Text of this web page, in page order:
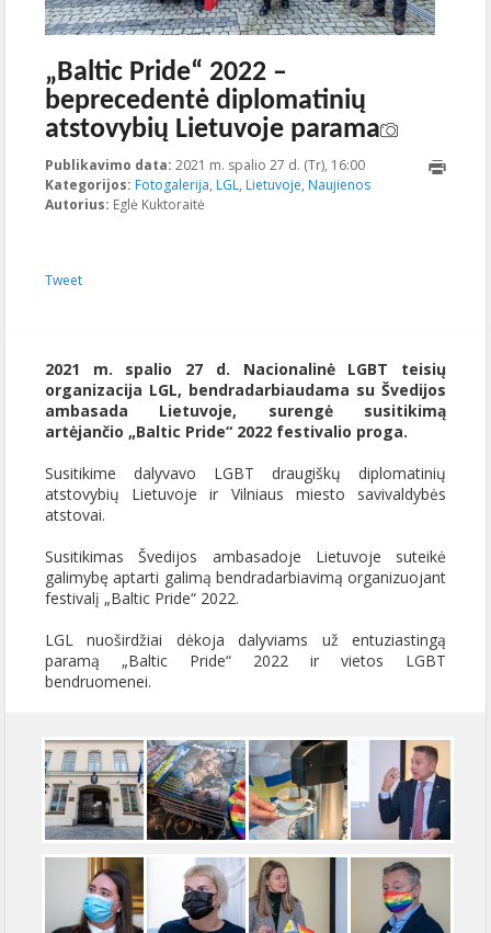
„Baltic Pride“ 2022 –
beprecedentė diplomatinių
atstovybių Lietuvoje parama
Publikavimo data: 2021 m. spalio 27 d. (Tr), 16:00
10T13:22:22+00:00
Kategorijos: Fotogalerija, LGL, Lietuvoje, Naujienos
Autorius: Eglė Kuktoraitė
Tweet
2021 m. spalio 27 d. Nacionalinė LGBT teisių
organizacija LGL, bendradarbiaudama su Švedijos
ambasada Lietuvoje, surengė susitikimą
artėjančio „Baltic Pride“ 2022 festivalio proga.
Susitikime dalyvavo LGBT draugiškų diplomatinių
atstovybių Lietuvoje ir Vilniaus miesto savivaldybės
atstovai.
Susitikimas Švedijos ambasadoje Lietuvoje suteikė
galimybę aptarti galimą bendradarbiavimą organizuojant
festivalį „Baltic Pride“ 2022.
LGL nuoširdžiai dėkoja dalyviams už entuziastingą
paramą „Baltic Pride“ 2022 ir vietos LGBT
bendruomenei.